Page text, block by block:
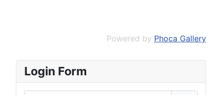
Powered by Phoca Gallery
Login Form